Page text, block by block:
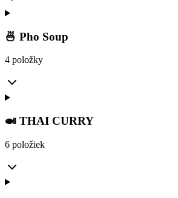
🍜 Pho Soup
4 položky
🍛 THAI CURRY
6 položiek